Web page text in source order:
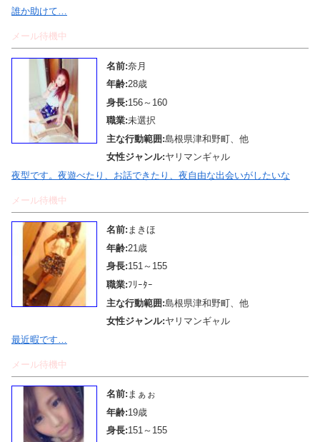
誰か助けて…
メール待機中
名前:奈月
年齢:28歳
身長:156～160
職業:未選択
主な行動範囲:島根県津和野町、他
女性ジャンル:ヤリマンギャル
夜型です。夜遊べたり、お話できたり、夜自由な出会いがしたいな
メール待機中
名前: まきほ
年齢:21歳
身長:151～155
職業:ﾌﾘｰﾀｰ
主な行動範囲:島根県津和野町、他
女性ジャンル:ヤリマンギャル
最近暇です…
メール待機中
名前: まぁぉ
年齢:19歳
身長:151～155